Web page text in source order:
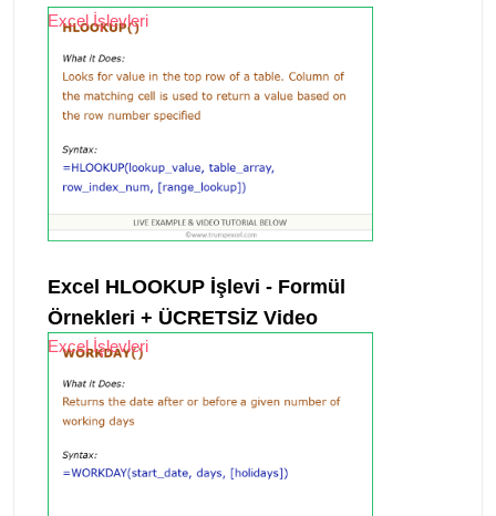
Excel İşlevleri
Excel HLOOKUP İşlevi - Formül
Örnekleri + ÜCRETSİZ Video
Excel İşlevleri